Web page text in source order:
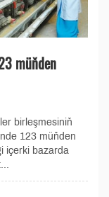
müňden
birleşmesiniň
123 müňden
içerki bazarda